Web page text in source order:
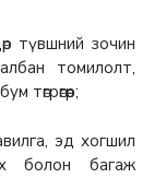
түвшний зочин
албан томилолт,
төгрөгөөр;
эд хогшил
болон багаж